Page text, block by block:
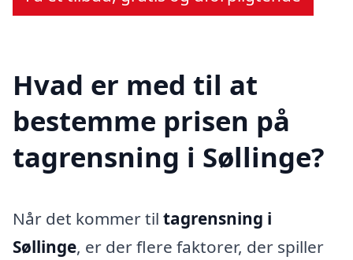
Hvad er med til at
bestemme prisen på
tagrensning i Søllinge?
Når det kommer til tagrensning i
Søllinge, er der flere faktorer, der spiller